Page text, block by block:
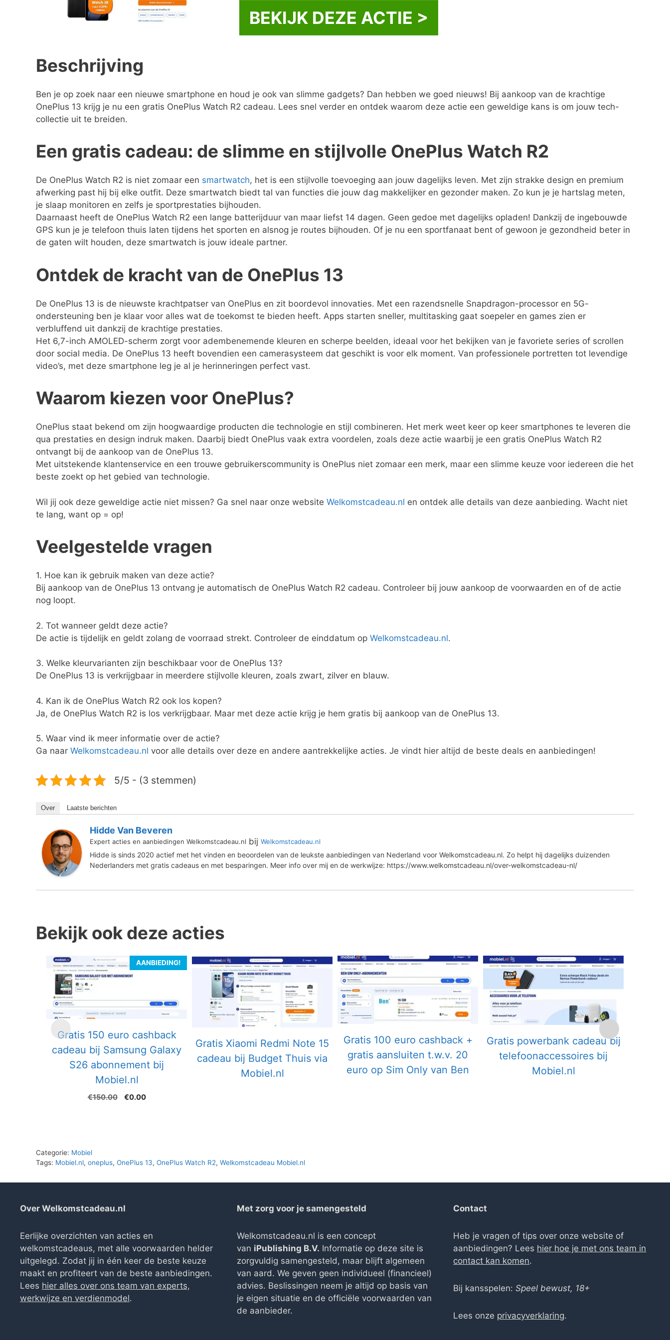
BEKIJK DEZE ACTIE >
Beschrijving
Ben je op zoek naar een nieuwe smartphone en houd je ook van slimme gadgets? Dan hebben we goed nieuws! Bij aankoop van de krachtige
OnePlus 13 krijg je nu een gratis OnePlus Watch R2 cadeau. Lees snel verder en ontdek waarom deze actie een geweldige kans is om jouw tech-
collectie uit te breiden.
Een gratis cadeau: de slimme en stijlvolle OnePlus Watch R2
De OnePlus Watch R2 is niet zomaar een smartwatch, het is een stijlvolle toevoeging aan jouw dagelijks leven. Met zijn strakke design en premium
afwerking past hij bij elke outfit. Deze smartwatch biedt tal van functies die jouw dag makkelijker en gezonder maken. Zo kun je je hartslag meten,
je slaap monitoren en zelfs je sportprestaties bijhouden.
Daarnaast heeft de OnePlus Watch R2 een lange batterijduur van maar liefst 14 dagen. Geen gedoe met dagelijks opladen! Dankzij de ingebouwde
GPS kun je je telefoon thuis laten tijdens het sporten en alsnog je routes bijhouden. Of je nu een sportfanaat bent of gewoon je gezondheid beter in
de gaten wilt houden, deze smartwatch is jouw ideale partner.
Ontdek de kracht van de OnePlus 13
De OnePlus 13 is de nieuwste krachtpatser van OnePlus en zit boordevol innovaties. Met een razendsnelle Snapdragon-processor en 5G-
ondersteuning ben je klaar voor alles wat de toekomst te bieden heeft. Apps starten sneller, multitasking gaat soepeler en games zien er
verbluffend uit dankzij de krachtige prestaties.
Het 6,7-inch AMOLED-scherm zorgt voor adembenemende kleuren en scherpe beelden, ideaal voor het bekijken van je favoriete series of scrollen
door social media. De OnePlus 13 heeft bovendien een camerasysteem dat geschikt is voor elk moment. Van professionele portretten tot levendige
video’s, met deze smartphone leg je al je herinneringen perfect vast.
Waarom kiezen voor OnePlus?
OnePlus staat bekend om zijn hoogwaardige producten die technologie en stijl combineren. Het merk weet keer op keer smartphones te leveren die
qua prestaties en design indruk maken. Daarbij biedt OnePlus vaak extra voordelen, zoals deze actie waarbij je een gratis OnePlus Watch R2
ontvangt bij de aankoop van de OnePlus 13.
Met uitstekende klantenservice en een trouwe gebruikerscommunity is OnePlus niet zomaar een merk, maar een slimme keuze voor iedereen die het
beste zoekt op het gebied van technologie.
Wil jij ook deze geweldige actie niet missen? Ga snel naar onze website Welkomstcadeau.nl en ontdek alle details van deze aanbieding. Wacht niet
te lang, want op = op!
Veelgestelde vragen
1. Hoe kan ik gebruik maken van deze actie?
Bij aankoop van de OnePlus 13 ontvang je automatisch de OnePlus Watch R2 cadeau. Controleer bij jouw aankoop de voorwaarden en of de actie
nog loopt.
2. Tot wanneer geldt deze actie?
De actie is tijdelijk en geldt zolang de voorraad strekt. Controleer de einddatum op Welkomstcadeau.nl.
3. Welke kleurvarianten zijn beschikbaar voor de OnePlus 13?
De OnePlus 13 is verkrijgbaar in meerdere stijlvolle kleuren, zoals zwart, zilver en blauw.
4. Kan ik de OnePlus Watch R2 ook los kopen?
Ja, de OnePlus Watch R2 is los verkrijgbaar. Maar met deze actie krijg je hem gratis bij aankoop van de OnePlus 13.
5. Waar vind ik meer informatie over de actie?
Ga naar Welkomstcadeau.nl voor alle details over deze en andere aantrekkelijke acties. Je vindt hier altijd de beste deals en aanbiedingen!
5/5 - (3 stemmen)
Over Laatste berichten
Hidde Van Beveren
Expert acties en aanbiedingen Welkomstcadeau.nl bij Welkomstcadeau.nl
Hidde is sinds 2020 actief met het vinden en beoordelen van de leukste aanbiedingen van Nederland voor Welkomstcadeau.nl. Zo helpt hij dagelijks duizenden
Nederlanders met gratis cadeaus en met besparingen. Meer info over mij en de werkwijze: https://www.welkomstcadeau.nl/over-welkomstcadeau-nl/
Bekijk ook deze acties
AANBIEDING!
Gratis 150 euro cashback
cadeau bij Samsung Galaxy
S26 abonnement bij
Mobiel.nl
€150.00
Oorspronkelijke
€0.00Huidige
Gratis Xiaomi Redmi Note 15
cadeau bij Budget Thuis via
Mobiel.nl
Gratis 100 euro cashback +
gratis aansluiten t.w.v. 20
euro op Sim Only van Ben
Gratis powerbank cadeau bij
telefoonaccessoires bij
Mobiel.nl
Categorie: Mobiel
Tags: Mobiel.nl, oneplus, OnePlus 13, OnePlus Watch R2, Welkomstcadeau Mobiel.nl
Over Welkomstcadeau.nl
Eerlijke overzichten van acties en
welkomstcadeaus, met alle voorwaarden helder
uitgelegd. Zodat jij in één keer de beste keuze
maakt en profiteert van de beste aanbiedingen.
Lees hier alles over ons team van experts,
werkwijze en verdienmodel.
Met zorg voor je samengesteld
Welkomstcadeau.nl is een concept
van iPublishing B.V. Informatie op deze site is
zorgvuldig samengesteld, maar blijft algemeen
van aard. We geven geen individueel (financieel)
advies. Beslissingen neem je altijd op basis van
je eigen situatie en de officiële voorwaarden van
de aanbieder.
Contact
Heb je vragen of tips over onze website of
aanbiedingen? Lees hier hoe je met ons team in
contact kan komen.
Bij kansspelen:Speel bewust, 18+
Lees onze privacyverklaring.